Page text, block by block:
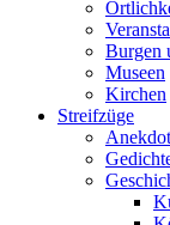
Burgen
Museen
Kirchen
Streifzüge